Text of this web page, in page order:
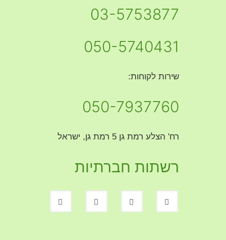
03-5753877
050-5740431
שירות לקוחות:
050-7937760
רח' הצלע רמת גן 5 רמת גן, ישראל
רשתות חברתיות